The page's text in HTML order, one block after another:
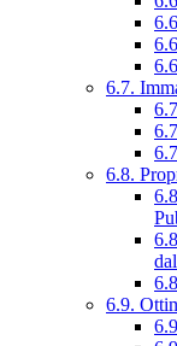
6.7.
6.8.
6.9.